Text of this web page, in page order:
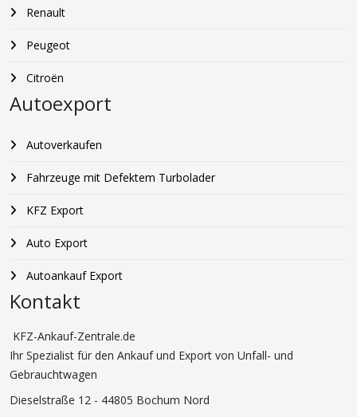
Renault
Peugeot
Citroën
Autoexport
Autoverkaufen
Fahrzeuge mit Defektem Turbolader
KFZ Export
Auto Export
Autoankauf Export
Kontakt
KFZ-Ankauf-Zentrale.de
Ihr Spezialist für den Ankauf und Export von Unfall- und
Gebrauchtwagen
Dieselstraße 12 - 44805 Bochum Nord